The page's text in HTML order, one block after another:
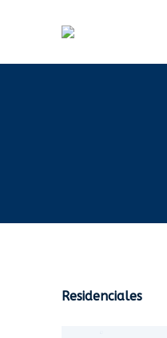
Residenciales